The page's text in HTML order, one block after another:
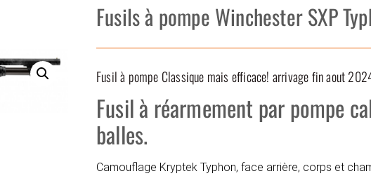
Fusils à pompe Winchester SXP
Fusil à pompe Classique mais efficace! arrivage fin aout
Fusil à réarmement par pompe
balles.
Camouflage Kryptek Typhon, face arrière, corps et